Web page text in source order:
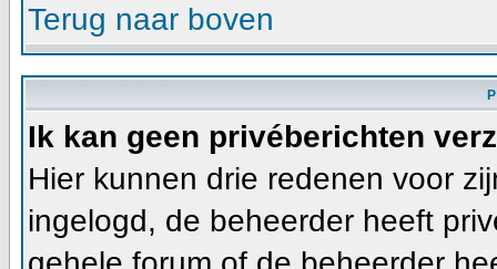
Terug naar boven
Ik kan geen privéberichten
Hier kunnen drie redenen voor
ingelogd, de beheerder heeft